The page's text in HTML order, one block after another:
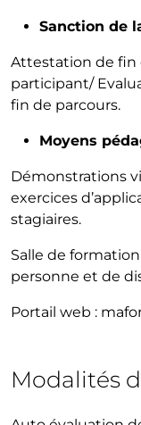
Sanction de
Attestation de fin
participant/
fin de parcours.
Moyens
Démonstrations
exercices
stagiaires.
Salle de
personne et de
Portail web :
Modalités